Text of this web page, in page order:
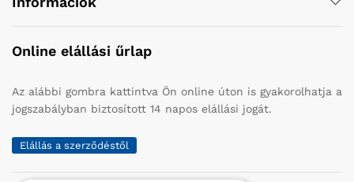
Online elállási űrlap
Az alábbi gombra kattintva Ön online úton is gyakorolhatja a
jogszabályban biztosított 14 napos elállási jogát.
Elállás a szerződéstől